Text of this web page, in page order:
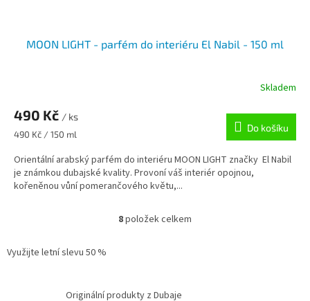
MOON LIGHT - parfém do interiéru El Nabil - 150 ml
Skladem
490 Kč / ks
Měrná
490 Kč / 150 ml
Do košíku
Orientální arabský parfém do interiéru MOON LIGHT značky El Nabil
je známkou dubajské kvality. Provoní váš interiér opojnou,
kořeněnou vůní pomerančového květu,...
O
a
8položek celkem
Využijte letní slevu 50 %
Originální produkty z Dubaje